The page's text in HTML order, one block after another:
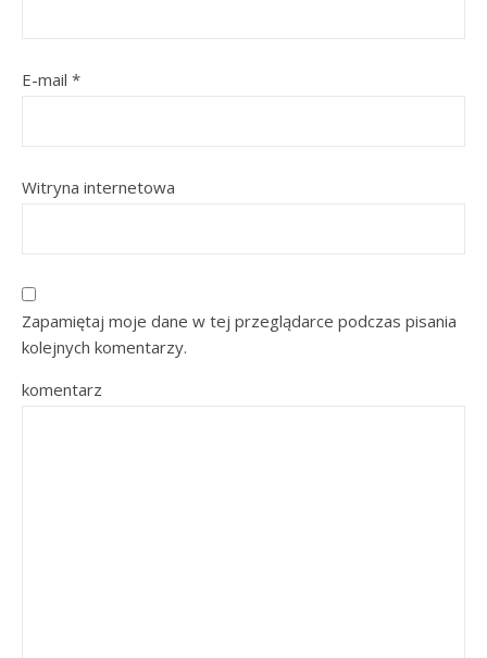
E-mail *
Witryna internetowa
Zapamiętaj moje dane w tej przeglądarce podczas pisania
kolejnych komentarzy.
komentarz